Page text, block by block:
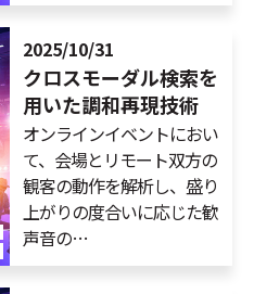
2025/10/31
クロスモーダル検索を
用いた調和再現技術
オンラインイベントにおい
て、会場とリモート双方の
観客の動作を解析し、盛り
上がりの度合いに応じた歓
声音の…